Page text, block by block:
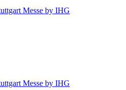
Messe by IHG
Messe by IHG